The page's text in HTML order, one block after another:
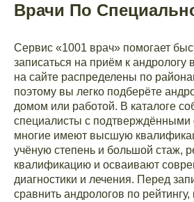
Врачи По
Сервис «1001 врач» помогает
записаться на приём к андрологу
на сайте распределены по
поэтому вы легко подберёте
домом или работой. В каталоге
специалисты с подтверждёнными
многие имеют высшую
учёную степень и большой стаж,
квалификацию и осваивают
диагностики и лечения. Перед
сравнить андрологов по